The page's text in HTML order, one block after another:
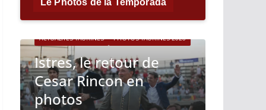
ACTUALITÉS TAURINES PHOTOS TAURINES 2026
Istres, le retour de
Cesar Rincon en
photos